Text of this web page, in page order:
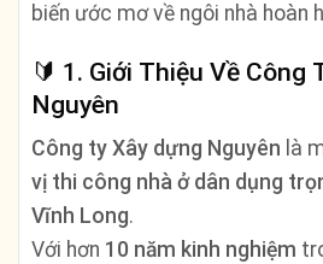
biến ước mơ về ngôi nhà hoàn
🔰 1. Giới Thiệu Về Công
Nguyên
Công ty Xây dựng Nguyên là
vị thi công nhà ở dân dụng
Vĩnh Long.
Với hơn 10 năm kinh nghiệm